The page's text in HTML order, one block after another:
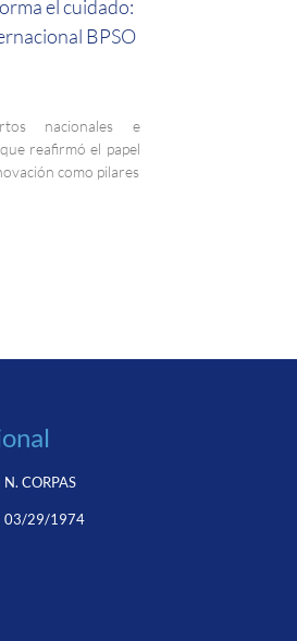
el cuidado:
BPSO
nacionales e
reafirmó el papel
como pilares
CORPAS
03/29/1974